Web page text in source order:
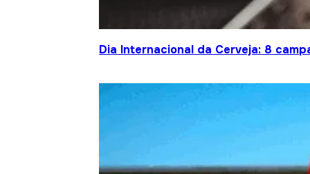
Dia Internacional da Cerveja: 8